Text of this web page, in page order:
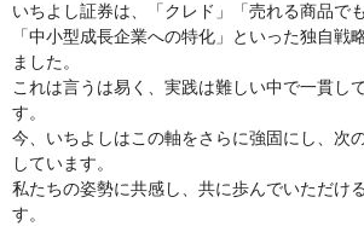
いちよし証券は、「クレド」「売れる商品で
「中小型成長企業への特化」といった独自戦
ました。
これは言うは易く、実践は難しい中で一貫し
す。
今、いちよしはこの軸をさらに強固にし、次
しています。
私たちの姿勢に共感し、共に歩んでいただけ
す。